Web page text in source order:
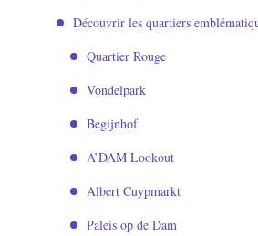
Découvrir les quartiers
Quartier Rouge
Vondelpark
Begijnhof
A’DAM Lookout
Albert Cuypmarkt
Paleis op de Dam